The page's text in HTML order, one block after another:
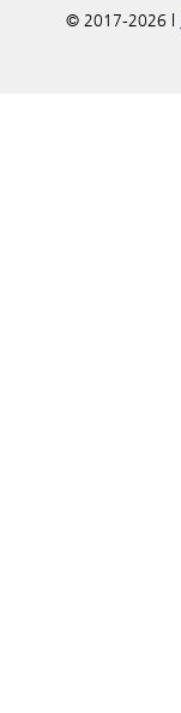
© 2017-2026 |